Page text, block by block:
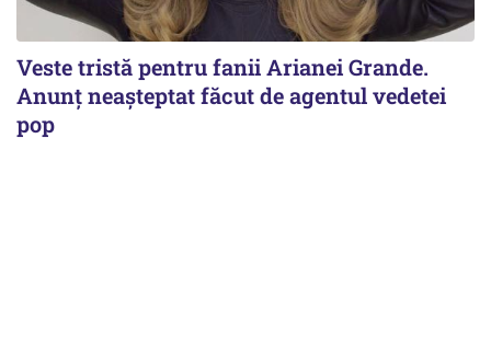
Veste tristă pentru fanii Arianei Grande.
Anunț neașteptat făcut de agentul vedetei
pop